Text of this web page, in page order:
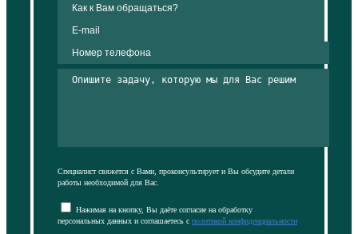
Специалист свяжется с Вами, проконсультирует и Вы обсудите детали
работы необходимой для Вас.
Нажимая на кнопку, Вы даёте согласие на обработку
персональных данных и соглашаетесь с политикой конфиденциальности